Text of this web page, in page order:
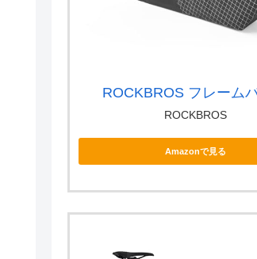
ROCKBROS フレーム
ROCKBROS
Amazonで見る